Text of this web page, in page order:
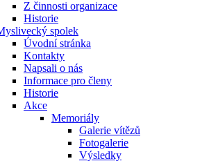
Z činnosti organizace
Historie
spolek
Úvodní stránka
Kontakty
Napsali o nás
Informace pro členy
Historie
Akce
Memoriály
Galerie vítězů
Fotogalerie
Výsledky